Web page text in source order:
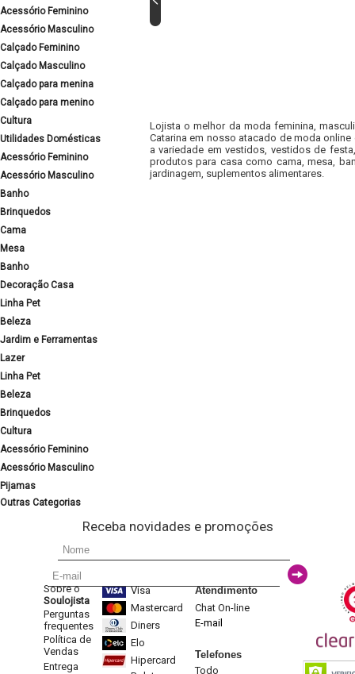
Acessório Feminino
Acessório Masculino
Calçado Feminino
Calçado Masculino
Calçado para menina
Calçado para menino
Cultura
Utilidades Domésticas
Acessório Feminino
Acessório Masculino
Banho
Brinquedos
Cama
Mesa
Banho
Decoração Casa
Linha Pet
Beleza
Jardim e Ferramentas
Lazer
Linha Pet
Beleza
Brinquedos
Cultura
Acessório Feminino
Acessório Masculino
Pijamas
Outras Categorias
Lojista o melhor da moda feminina,
Catarina em nosso atacado de moda
a variedade em vestidos, vestidos de
produtos para casa como cama, mesa,
jardinagem, suplementos alimentares.
Receba novidades e promoções
Sobre o
Soulojista
Perguntas
frequentes
Política de
Vendas
Entrega
Visa
Mastercard
Diners
Elo
Hipercard
Atendimento
Chat On-line
E-mail
Telefones
Todo